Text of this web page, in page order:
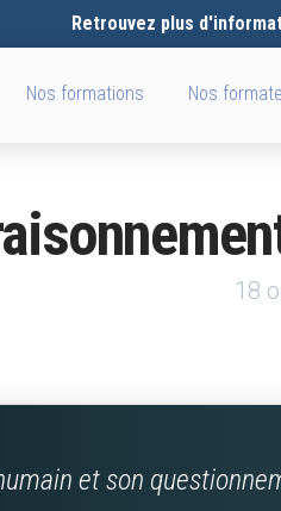
Retrouvez plus
Nos formations Nos
18
et son